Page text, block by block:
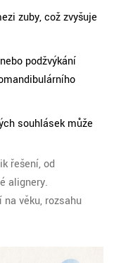
zuby, což zvyšuje
podžvýkání
souhlásek může
řešení, od
alignery.
věku, rozsahu